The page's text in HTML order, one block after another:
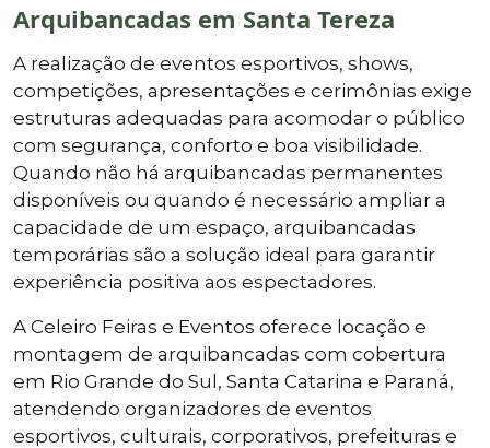
Arquibancadas em Santa Tereza
A realização de eventos esportivos, shows,
competições, apresentações e cerimônias exige
estruturas adequadas para acomodar o público
com segurança, conforto e boa visibilidade.
Quando não há arquibancadas permanentes
disponíveis ou quando é necessário ampliar a
capacidade de um espaço, arquibancadas
temporárias são a solução ideal para garantir
experiência positiva aos espectadores.
A Celeiro Feiras e Eventos oferece locação e
montagem de arquibancadas com cobertura
em Rio Grande do Sul, Santa Catarina e Paraná,
atendendo organizadores de eventos
esportivos, culturais, corporativos, prefeituras e